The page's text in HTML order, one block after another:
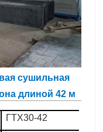
сушильная
длиной 42 м
ГТХ30-42